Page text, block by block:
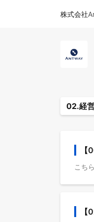
株式会社
02.経